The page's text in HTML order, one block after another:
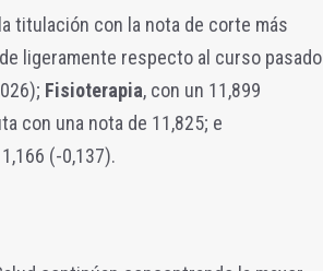
titulación con la nota de corte más
ligeramente respecto al curso pasado
; Fisioterapia, con un 11,899
con una nota de 11,825; e
(-0,137).